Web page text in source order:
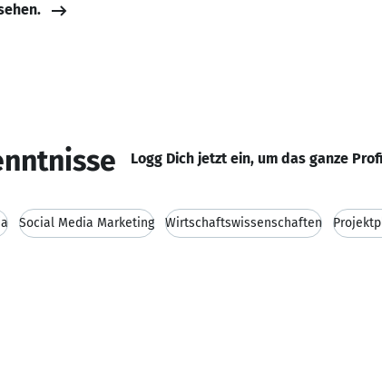
Logg Dich jetzt ein, um das ganze
Social Media Marketing Wirtschaftswissenschaften